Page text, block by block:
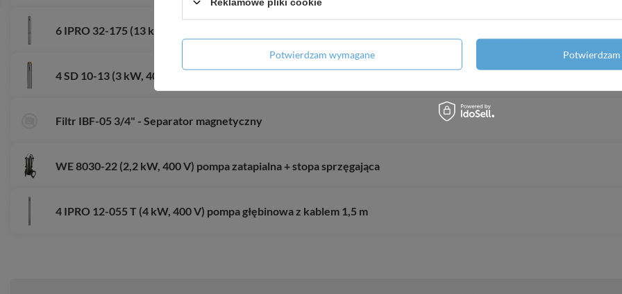
6 IPRO 32-175 (13 kW, 400 V) pompa głębinowa
4 SD 10-13 (3 kW, 400 V) pompa głębinowa z silnikiem IBO ITALY
Filtr IBF-05 3/4" - Separator magnetyczny
WE 8030-22 (2,2 kW, 400 V) pompa zatapialna + stopa sprzęgająca
4 IPRO 12-055 T (4 kW, 400 V) pompa głębinowa z kablem 1,5 m
Potwierdzam wymagane